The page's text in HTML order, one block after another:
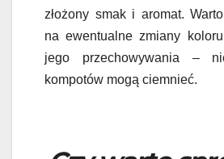
złożony smak i aromat.
na ewentualne zmiany
jego przechowywania –
kompotów mogą ciemnieć.